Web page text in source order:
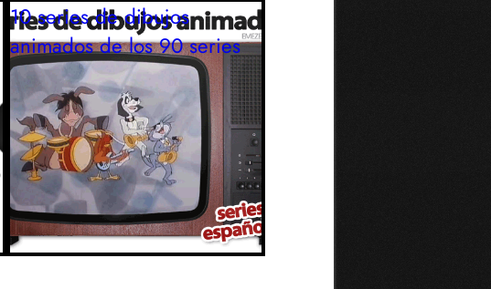
10 series de dibujos
animados de los 90 series